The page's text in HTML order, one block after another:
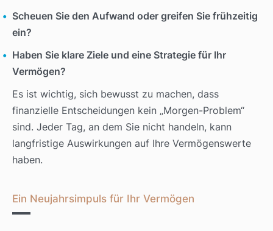
Scheuen Sie den Aufwand oder greifen Sie frühzeitig
ein?
Haben Sie klare Ziele und eine Strategie für Ihr
Vermögen?
Es ist wichtig, sich bewusst zu machen, dass
finanzielle Entscheidungen kein „Morgen-Problem“
sind. Jeder Tag, an dem Sie nicht handeln, kann
langfristige Auswirkungen auf Ihre Vermögenswerte
haben.
Ein Neujahrsimpuls für Ihr Vermögen